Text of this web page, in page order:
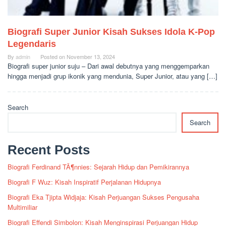
Biografi Super Junior Kisah Sukses Idola K-Pop
Legendaris
By admin Posted on November 13, 2024
Biografi super junior suju – Dari awal debutnya yang menggemparkan
hingga menjadi grup ikonik yang mendunia, Super Junior, atau yang […]
Search
Search
Recent Posts
Biografi Ferdinand TÃ¶nnies: Sejarah Hidup dan Pemikirannya
Biografi F Wuz: Kisah Inspiratif Perjalanan Hidupnya
Biografi Eka Tjipta Widjaja: Kisah Perjuangan Sukses Pengusaha
Multimiliar
Biografi Effendi Simbolon: Kisah Menginspirasi Perjuangan Hidup